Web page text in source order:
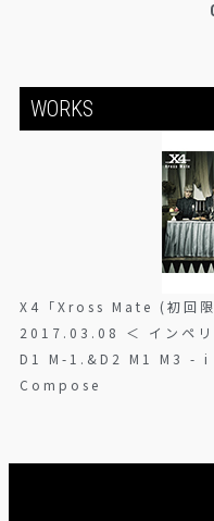
WORKS
X4「Xross Mate (初回
2017.03.08 ＜ インペリ
D1 M-1.&D2 M1 M3 - i
Compose